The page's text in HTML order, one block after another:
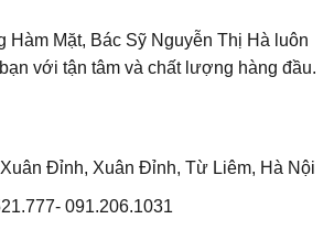
Hàm Mặt, Bác Sỹ Nguyễn Thị Hà luôn
với tận tâm và chất lượng hàng đầu.
Đỉnh, Xuân Đỉnh, Từ Liêm, Hà Nội
091.206.1031